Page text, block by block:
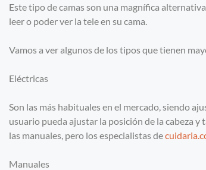
Este tipo de camas son una magnífica
leer o poder ver la tele en su cama.
Vamos a ver algunos de los tipos que tienen
Eléctricas
Son las más habituales en el mercado, siendo
usuario pueda ajustar la posición de la cabeza y
las manuales, pero los especialistas de
Manuales